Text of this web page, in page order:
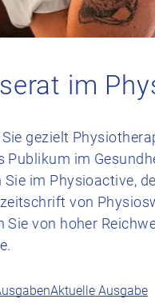
im
gezielt
Publikum im
Sie im Physioactive,
von
Sie von hoher
Aktuelle Ausgabe